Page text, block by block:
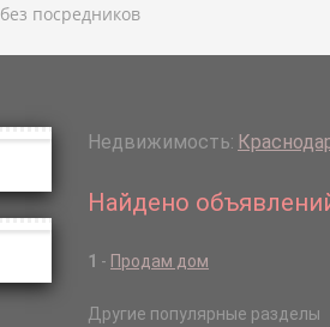
без посредников
Недвижимость:
Найдено
1 - Продам дом
Другие популярные разделы